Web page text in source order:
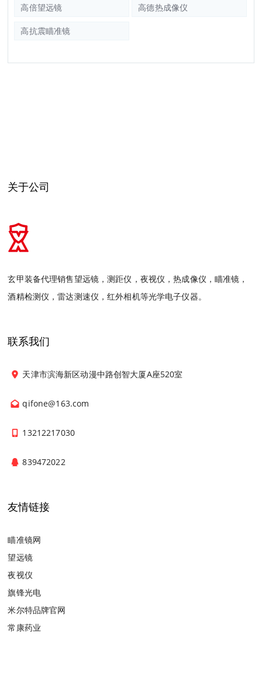
高倍望远镜 高德热成像仪
高抗震瞄准镜
关于公司
玄甲装备代理销售望远镜，测距仪，夜视仪，热成像仪，瞄准镜，
酒精检测仪，雷达测速仪，红外相机等光学电子仪器。
联系我们
天津市滨海新区动漫中路创智大厦A座520室
qifone@163.com
13212217030
839472022
友情链接
瞄准镜网
望远镜
夜视仪
旗锋光电
米尔特品牌官网
常康药业